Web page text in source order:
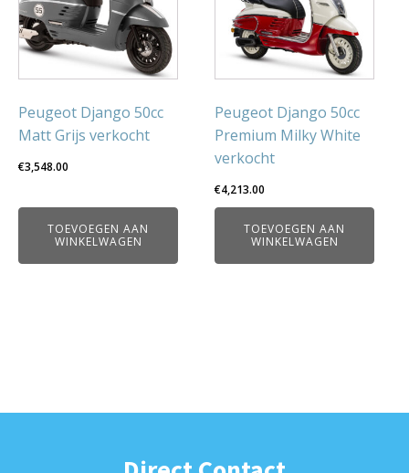
Peugeot Django 50cc
Matt Grijs verkocht
€3,548.00
TOEVOEGEN AAN
WINKELWAGEN
Peugeot Django 50cc
Premium Milky White
verkocht
€4,213.00
TOEVOEGEN AAN
WINKELWAGEN